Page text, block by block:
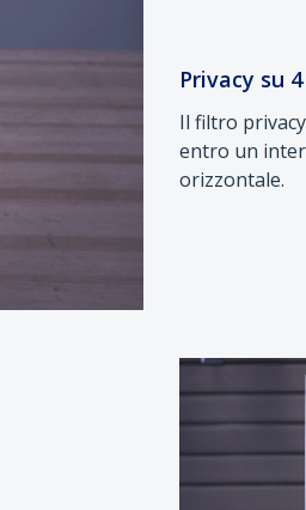
Privacy su
Il filtro
entro un
orizzontale.